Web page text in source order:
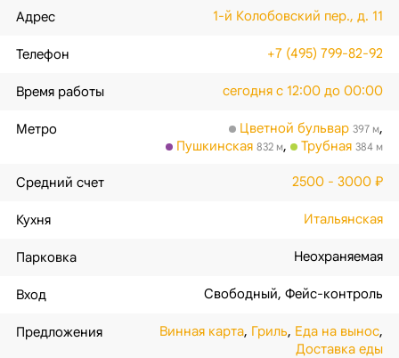
Адрес 1-й Колобовский пер., д. 11
Телефон +7 (495) 799-82-92
Время работы сегодня с 12:00 до 00:00
Метро Цветной бульвар 397 м,
Пушкинская 832 м, Трубная 384 м
Средний счет 2500 - 3000 ₽
Кухня Итальянская
Парковка Неохраняемая
Вход Свободный,Фейс-контроль
Предложения Винная карта, Гриль, Еда на вынос,
Доставка еды